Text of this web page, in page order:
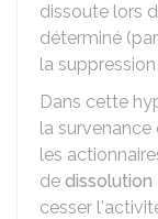
dissoute lors
déterminé
la
Dans cette
la
les
de dissolution
cesser